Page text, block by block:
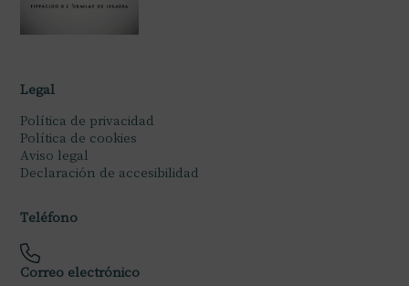
Legal
Política de privacidad
Política de cookies
Aviso legal
Declaración de accesibilidad
Teléfono
Correo electrónico